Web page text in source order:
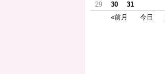
29
30
31
«前月
今日